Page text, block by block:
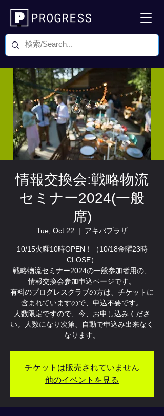
情報交換会:戦略物流
セミナー2024(一般
席)
Tue, Oct 22
  |
アキバプラザ
10/15火曜10時OPEN！（10/18金曜23時
CLOSE）
戦略物流セミナー2024の一般参加者用の、
情報交換会参加申込ページです。
有料のプログレスクラブの方は、チケットに
含まれていますので、申込不要です。
人数限定ですので、今、お申し込みくださ
い。人数になり次第、自動で申込み出来なく
なります。
チケットは販売されていません
他のイベントを見る